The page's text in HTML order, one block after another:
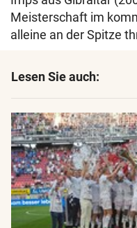
Meisterschaft im
alleine an der Spitze
Lesen Sie auch: